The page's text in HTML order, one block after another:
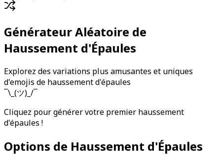
Générateur Aléatoire de
Haussement d'Épaules
Explorez des variations plus amusantes et uniques
d'emojis de haussement d'épaules
¯\_(ツ)_/¯
Cliquez pour générer votre premier haussement
d'épaules !
Options de Haussement d'Épaules